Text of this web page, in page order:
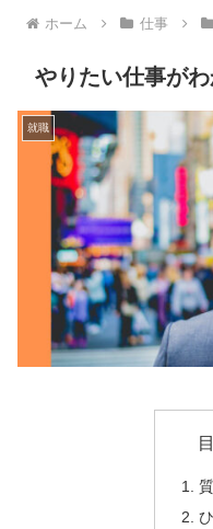
ホーム 仕事
やりたい仕事がわ
就職